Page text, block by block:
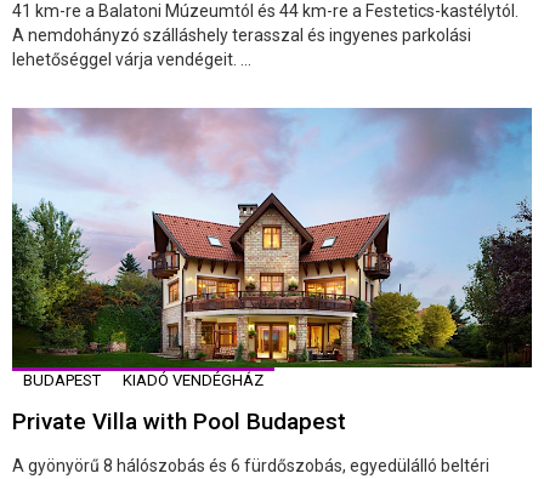
41 km-re a Balatoni Múzeumtól és 44 km-re a Festetics-kastélytól.
A nemdohányzó szálláshely terasszal és ingyenes parkolási
lehetőséggel várja vendégeit. ...
BUDAPEST KIADÓ VENDÉGHÁZ
Private Villa with Pool Budapest
A gyönyörű 8 hálószobás és 6 fürdőszobás, egyedülálló beltéri